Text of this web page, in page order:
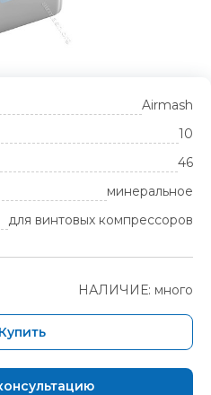
Airmash
10
46
минеральное
для винтовых компрессоров
НАЛИЧИЕ: много
Купить